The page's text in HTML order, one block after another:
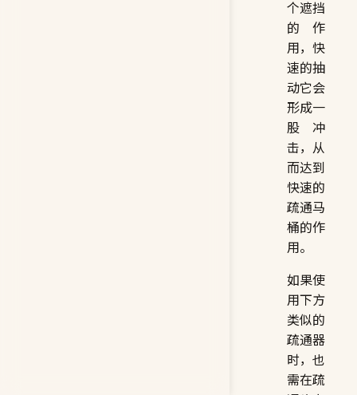
个遮挡
的作
用，快
速的抽
动它会
形成一
股冲
击，从
而达到
快速的
疏通马
桶的作
用。
如果使
用下方
类似的
疏通器
时，也
需在疏